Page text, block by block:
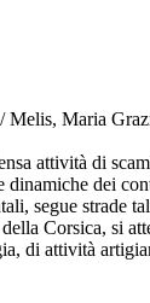
Melis, Maria
attività di
dei
segue
Corsica, si
di attività